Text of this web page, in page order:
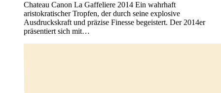
Chateau Canon La Gaffeliere 2014 Ein wahrhaft
aristokratischer Tropfen, der durch seine explosive
Ausdruckskraft und präzise Finesse begeistert. Der 2014er
präsentiert sich mit…